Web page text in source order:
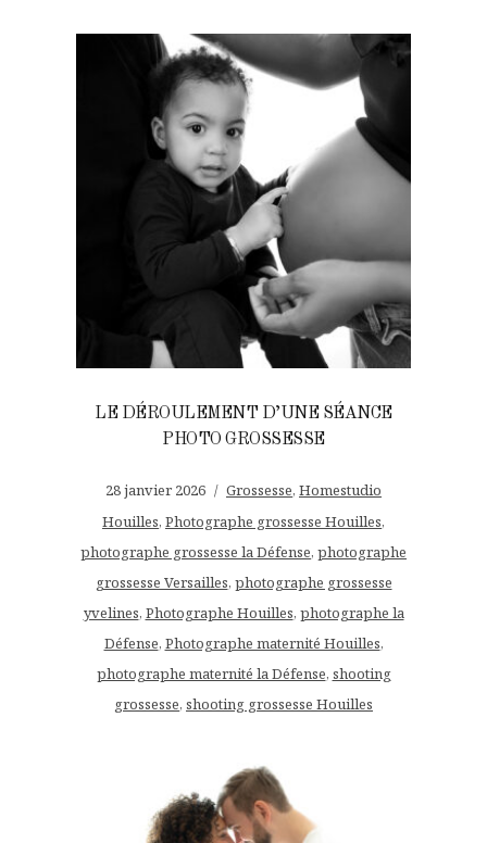
LE DÉROULEMENT D’UNE SÉANCE
PHOTO GROSSESSE
28 janvier 2026 Grossesse, Homestudio
Houilles, Photographe grossesse Houilles,
photographe grossesse la Défense, photographe
grossesse Versailles, photographe grossesse
yvelines, Photographe Houilles, photographe la
Défense, Photographe maternité Houilles,
photographe maternité la Défense, shooting
grossesse, shooting grossesse Houilles